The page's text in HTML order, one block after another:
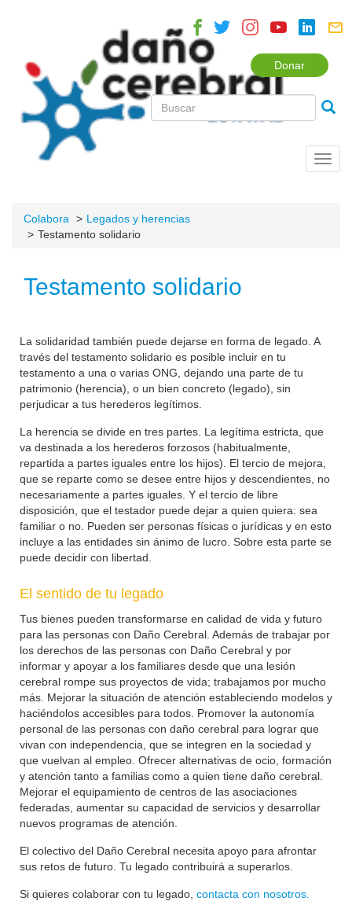
Donar
Colabora
Legados y herencias
Testamento solidario
Testamento solidario
La solidaridad también puede dejarse en forma de legado. A
través del testamento solidario es posible incluir en tu
testamento a una o varias ONG, dejando una parte de tu
patrimonio (herencia), o un bien concreto (legado), sin
perjudicar a tus herederos legítimos.
La herencia se divide en tres partes. La legítima estricta, que
va destinada a los herederos forzosos (habitualmente,
repartida a partes iguales entre los hijos). El tercio de mejora,
que se reparte como se desee entre hijos y descendientes, no
necesariamente a partes iguales. Y el tercio de libre
disposición, que el testador puede dejar a quien quiera: sea
familiar o no. Pueden ser personas físicas o jurídicas y en esto
incluye a las entidades sin ánimo de lucro. Sobre esta parte se
puede decidir con libertad.
El sentido de tu legado
Tus bienes pueden transformarse en calidad de vida y futuro
para las personas con Daño Cerebral. Además de trabajar por
los derechos de las personas con Daño Cerebral y por
informar y apoyar a los familiares desde que una lesión
cerebral rompe sus proyectos de vida; trabajamos por mucho
más. Mejorar la situación de atención estableciendo modelos y
haciéndolos accesibles para todos. Promover la autonomía
personal de las personas con daño cerebral para lograr que
vivan con independencia, que se integren en la sociedad y
que vuelvan al empleo. Ofrecer alternativas de ocio, formación
y atención tanto a familias como a quien tiene daño cerebral.
Mejorar el equipamiento de centros de las asociaciones
federadas, aumentar su capacidad de servicios y desarrollar
nuevos programas de atención.
El colectivo del Daño Cerebral necesita apoyo para afrontar
sus retos de futuro. Tu legado contribuirá a superarlos.
Si quieres colaborar con tu legado, contacta con nosotros.